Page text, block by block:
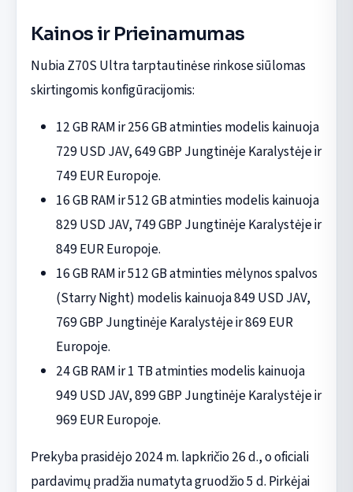
Kainos ir Prieinamumas
Nubia Z70S Ultra tarptautinėse rinkose siūlomas
skirtingomis konfigūracijomis:
12 GB RAM ir 256 GB atminties modelis kainuoja
729 USD JAV, 649 GBP Jungtinėje Karalystėje ir
749 EUR Europoje.
16 GB RAM ir 512 GB atminties modelis kainuoja
829 USD JAV, 749 GBP Jungtinėje Karalystėje ir
849 EUR Europoje.
16 GB RAM ir 512 GB atminties mėlynos spalvos
(Starry Night) modelis kainuoja 849 USD JAV,
769 GBP Jungtinėje Karalystėje ir 869 EUR
Europoje.
24 GB RAM ir 1 TB atminties modelis kainuoja
949 USD JAV, 899 GBP Jungtinėje Karalystėje ir
969 EUR Europoje.
Prekyba prasidėjo 2024 m. lapkričio 26 d., o oficiali
pardavimų pradžia numatyta gruodžio 5 d. Pirkėjai